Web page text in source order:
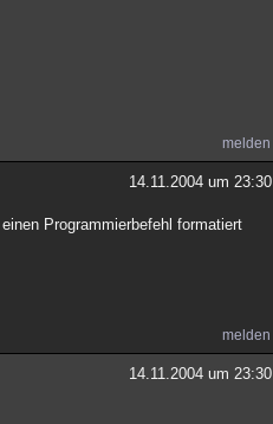
melden
14.11.2004 um 23:30
Programmierbefehl formatiert
melden
14.11.2004 um 23:30